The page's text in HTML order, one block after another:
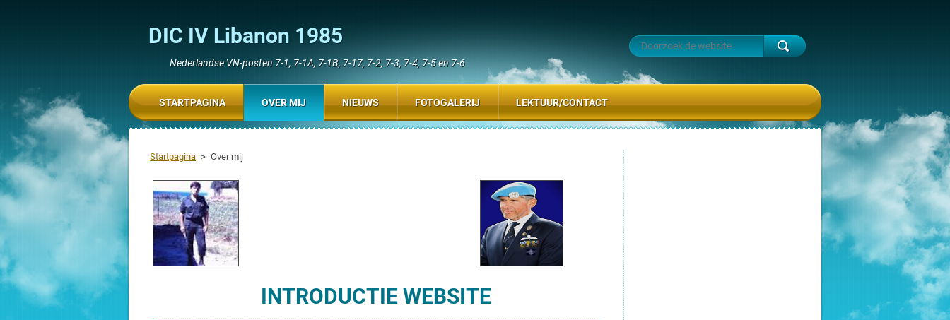
DIC IV Libanon 1985
Nederlandse VN-posten 7-1, 7-1A, 7-1B, 7-17, 7-2, 7-3, 7-4, 7-5 en 7-6
Startpagina > Over mij
INTRODUCTIE WEBSITE
STARTPAGINA OVER MIJ NIEUWS FOTOGALERIJ LEKTUUR/CONTACT